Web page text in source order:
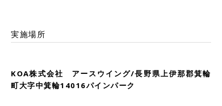
実施場所
KOA株式会社 アースウイング/長野県上伊那郡箕輪
町大字中箕輪14016パインパーク